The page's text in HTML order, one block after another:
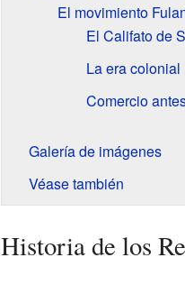
El movimiento
El Califato de
La era colonial
Comercio
Galería de imágenes
Véase también
Historia de los